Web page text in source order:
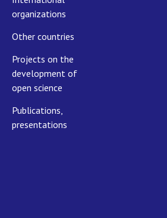
organizations
Other countries
Projects on the
development of
open science
Publications,
presentations